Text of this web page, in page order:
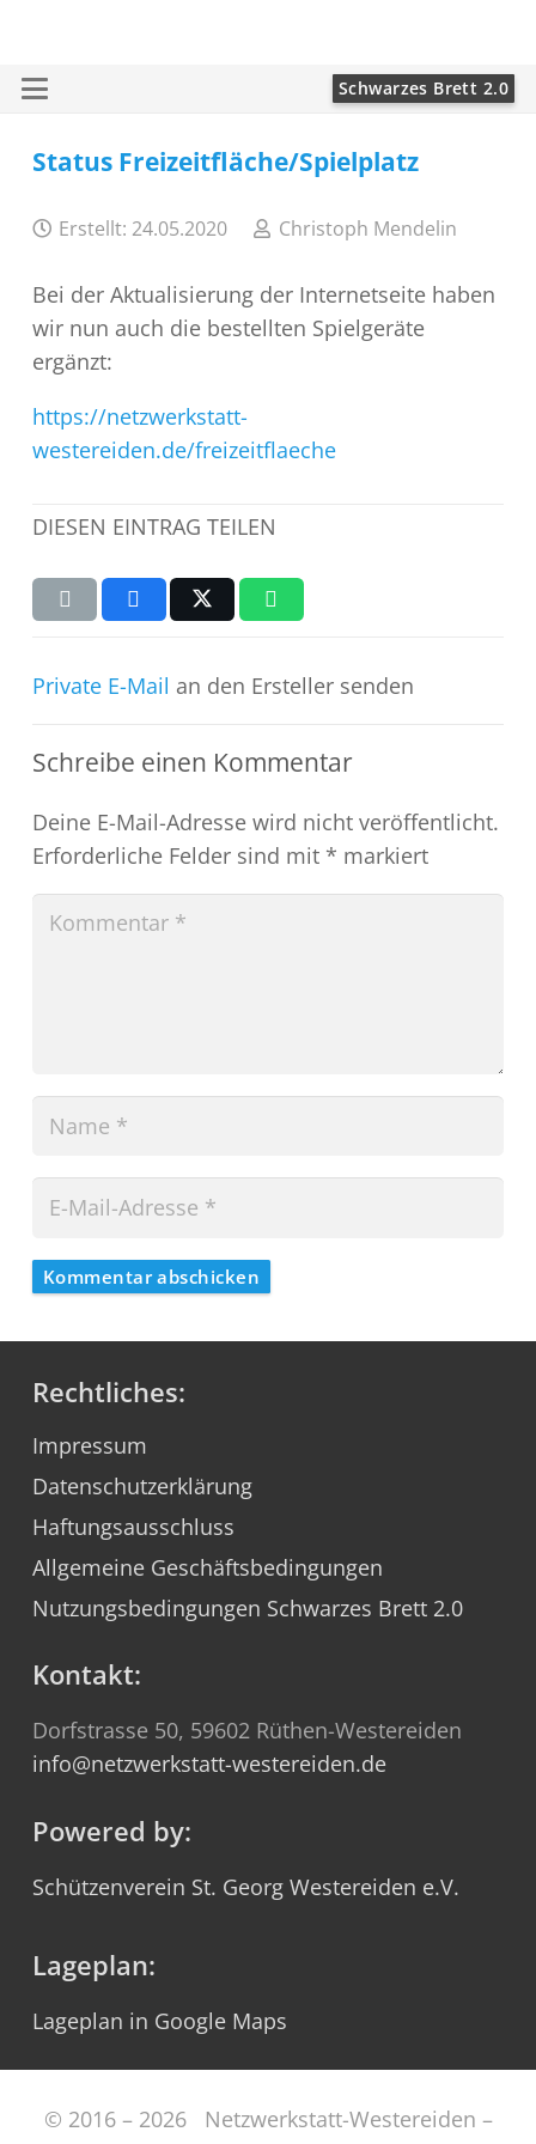
Schwarzes Brett 2.0
Status Freizeitfläche/Spielplatz
Erstellt: 24.05.2020 Christoph Mendelin
Bei der Aktualisierung der Internetseite haben
wir nun auch die bestellten Spielgeräte
ergänzt:
https://netzwerkstatt-
westereiden.de/freizeitflaeche
DIESEN EINTRAG TEILEN
Private E-Mail an den Ersteller senden
Schreibe einen Kommentar
Deine E-Mail-Adresse wird nicht veröffentlicht.
Erforderliche Felder sind mit * markiert
Kommentar abschicken
Rechtliches:
Impressum
Datenschutzerklärung
Haftungsausschluss
Allgemeine Geschäftsbedingungen
Nutzungsbedingungen Schwarzes Brett 2.0
Kontakt:
Dorfstrasse 50, 59602 Rüthen-Westereiden
info@netzwerkstatt-westereiden.de
Powered by:
Schützenverein St. Georg Westereiden e.V.
Lageplan:
Lageplan in Google Maps
© 2016 – 2026 Netzwerkstatt-Westereiden –